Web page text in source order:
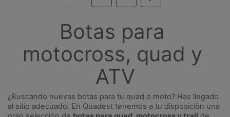
Botas para
motocross, quad y
ATV
¿Buscando nuevas botas para tu quad o moto? Has llegado
al sitio adecuado. En Quadest tenemos a tu disposición una